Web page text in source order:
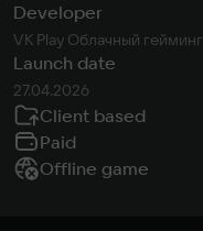
Developer
VK Play Облачный гейминг
Launch date
27.04.2026
Client based
Paid
Offline game